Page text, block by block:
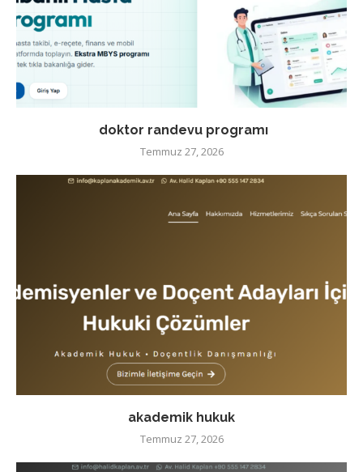
doktor randevu programı
Temmuz 27, 2026
akademik hukuk
Temmuz 27, 2026